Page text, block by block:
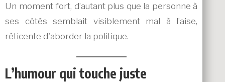
Un moment fort, d’autant plus que la personne à
ses côtés semblait visiblement mal à l’aise,
réticente d'aborder la politique.
L’humour qui touche juste